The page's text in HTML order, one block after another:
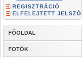
REGISZTRÁCIÓ
ELFELEJTETT JELSZÓ
FŐOLDAL
FOTÓK